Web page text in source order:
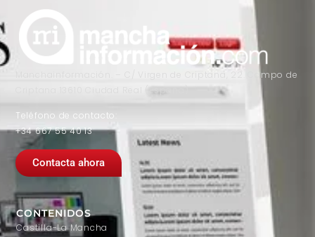
Manchainformación. – C/ Virgen de Criptana, 22. Campo de
Criptana 13610 Ciudad Real (España)
Teléfono de contacto:
+34 667 55 40 13
Contacta ahora
CONTENIDOS
Castilla-La Mancha